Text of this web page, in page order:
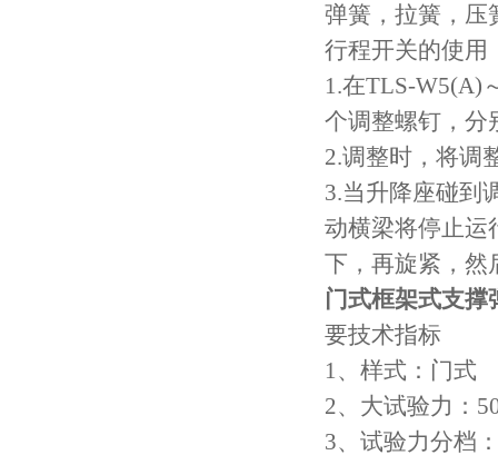
弹簧，拉簧，压
行程开关的使用
1.在TLS-W5(A)
个调整螺钉，分
2.调整时，将调
3.当升降座碰到
动横梁将停止运
下，再旋紧，
门式框架式支撑
要技术指标
1、样式：门式
2、大试验力：
3、试验力分档